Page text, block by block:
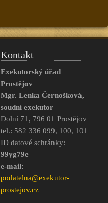
Kontakt
Exekutorský úřad
Prostějov
Mgr. Lenka Černošková,
soudní exekutor
Dolní 71, 796 01 Prostějov
tel.: 582 336 099, 100, 101
ID datové schránky:
99yg79e
e-mail:
podatelna@exekutor-
prostejov.cz